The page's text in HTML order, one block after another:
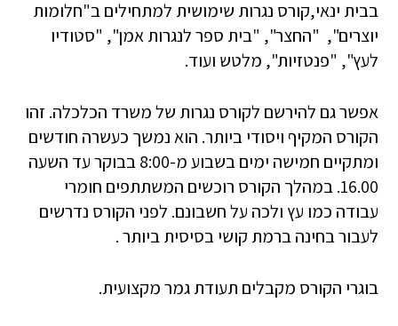
בבית ינאי,קורס נגרות שימושית למתחילים ב"חלומות
יוצרים", "החצר", "בית ספר לנגרות אמן", "סטודיו
לעץ", "פנטזיות", מלטש ועוד.
אפשר גם להירשם לקורס נגרות של משרד הכלכלה. זהו
הקורס המקיף ויסודי ביותר. הוא נמשך כעשרה חודשים
ומתקיים חמישה ימים בשבוע מ-8:00 בבוקר עד השעה
16.00. במהלך הקורס רוכשים המשתתפים חומרי
עבודה כמו עץ ולכה על חשבונם. לפני הקורס נדרשים
לעבור בחינה ברמת קושי בסיסית ביותר .
בוגרי הקורס מקבלים תעודת גמר מקצועית.